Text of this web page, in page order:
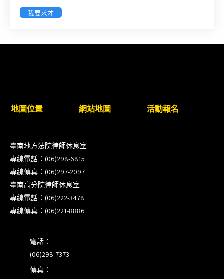
新竹律師公會8/21(五)舉辦「AI職場應用」進修課程
步）
8/22~23「平反再導航:2026台灣冤平反協會年度論
【重要公告】115年職場霸凌調查專業人才(律師)培
訓課程（雲嘉南場）錄取通知已發送
本會訂於115年8月15日(六)上午舉辦「使用AI如何幫
助整理資訊?談法律工作中的應用與風險」課程(8/7
前報名，實體+線上併行)
我要求才
地圖位置 網站地圖 活動報名
臺南地方法院律師休息室
專線電話：(06)298-6815
專線傳真：(06)297-2097
臺南高分院律師休息室
專線電話：(06)222-3478
專線傳真：(06)221-8886
電話：
(06)298-7373
傳真：